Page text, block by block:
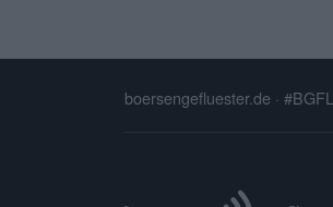
boersengefluester.de · #BGFL